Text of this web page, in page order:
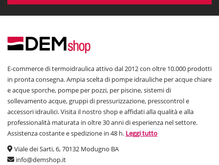
E-commerce di termoidraulica attivo dal 2012 con oltre 10.000 prodotti
in pronta consegna. Ampia scelta di pompe idrauliche per acque chiare
e acque sporche, pompe per pozzi, per piscine, sistemi di
sollevamento acque, gruppi di pressurizzazione, presscontrol e
accessori idraulici. Visita il nostro shop e affidati alla qualità e alla
professionalità maturata in oltre 30 anni di esperienza nel settore.
Assistenza costante e spedizione in 48 h. Leggi tutto
Viale dei Sarti, 6, 70132 Modugno BA
info@demshop.it